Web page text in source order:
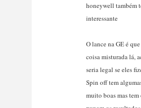
honeywell também
interessante
O lance na GE é
coisa misturada lá,
seria legal se eles
Spin off tem
muito boas mas tem